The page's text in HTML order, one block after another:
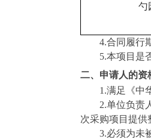
勺
4.合同履行
5.本项目是
二、申请人的资
1.满足《中
2.单位负责
次采购项目提供
3.必须为未